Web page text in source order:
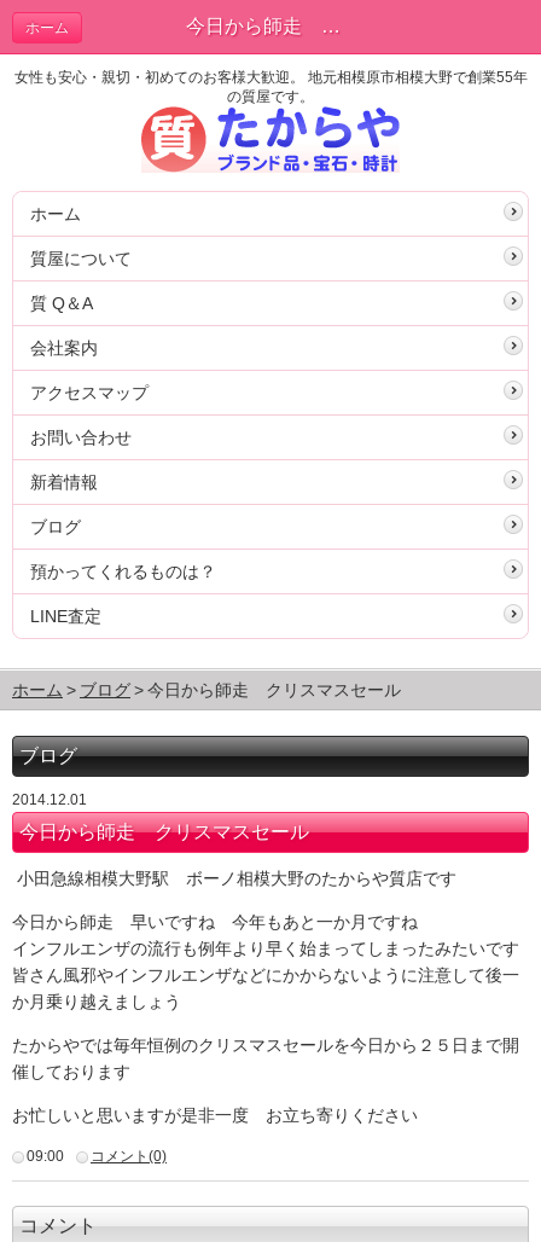
今日から師走 クリスマスセール | ブログ
ホーム
女性も安心・親切・初めてのお客様大歓迎。 地元相模原市相模大野で創業55年
の質屋です。
ホーム
質屋について
質 Q＆A
会社案内
アクセスマップ
お問い合わせ
新着情報
ブログ
預かってくれるものは？
LINE査定
ホーム ブログ 今日から師走 クリスマスセール
ブログ
2014.12.01
今日から師走 クリスマスセール
小田急線相模大野駅 ボーノ相模大野のたからや質店です
今日から師走 早いですね 今年もあと一か月ですね
インフルエンザの流行も例年より早く始まってしまったみたいです
皆さん風邪やインフルエンザなどにかからないように注意して後一
か月乗り越えましょう
たからやでは毎年恒例のクリスマスセールを今日から２５日まで開
催しております
お忙しいと思いますが是非一度 お立ち寄りください
09:00 コメント(0)
コメント